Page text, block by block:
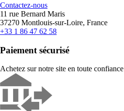
Contactez-nous
11 rue Bernard Maris
37270 Montlouis-sur-Loire, France
+33 1 86 47 62 58
Paiement sécurisé
Achetez sur notre site en toute confiance